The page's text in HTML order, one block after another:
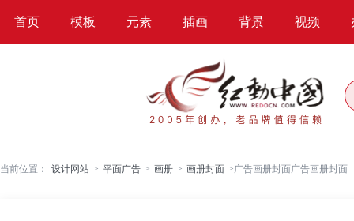
首页 模板 元素 插画 背景 视频
当前位置： 设计网站 > 平面广告 > 画册 > 画册封面 >广告画册封面广告画册封面